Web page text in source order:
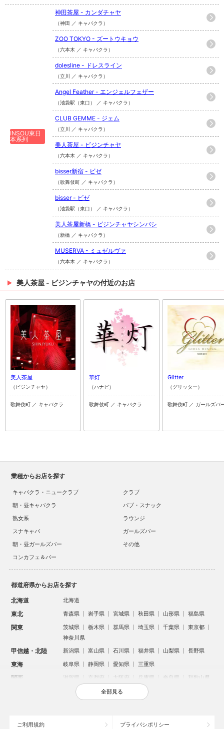
INSOU東日
本系列
神田茶屋 - カンダチャヤ
（神田 ／ キャバクラ）
ZOO TOKYO - ズートウキョウ
（六本木 ／ キャバクラ）
dolesline - ドレスライン
（立川 ／ キャバクラ）
Angel Feather - エンジェルフェザー
（池袋駅（東口） ／ キャバクラ）
CLUB GEMME - ジェム
（立川 ／ キャバクラ）
美人茶屋 - ビジンチャヤ
（六本木 ／ キャバクラ）
bisser新宿 - ビゼ
（歌舞伎町 ／ キャバクラ）
bisser - ビゼ
（池袋駅（東口） ／ キャバクラ）
美人茶屋新橋 - ビジンチャヤシンバシ
（新橋 ／ キャバクラ）
MUSERVA - ミュゼルヴァ
（六本木 ／ キャバクラ）
美人茶屋 - ビジンチャヤの付近のお店
美人茶屋
（ビジンチャヤ）
歌舞伎町 ／ キャバクラ
華灯
（ハナビ）
歌舞伎町 ／ キャバクラ
Glitter
（グリッター）
歌舞伎町 ／ ガールズバ
業種からお店を探す
キャバクラ・ニュークラブ
クラブ
朝・昼キャバクラ
パブ・スナック
熟女系
ラウンジ
スナキャバ
ガールズバー
朝・昼ガールズバー
その他
コンカフェ＆バー
都道府県からお店を探す
北海道 北海道
東北 青森県 岩手県 宮城県 秋田県 山形県 福島県
関東 茨城県 栃木県 群馬県 埼玉県 千葉県
東京都
神奈川県
甲信越・北陸 新潟県 富山県 石川県 福井県 山梨県 長野県
東海 岐阜県 静岡県 愛知県 三重県
関西 滋賀県 京都府 大阪府 兵庫県 奈良県 和歌山県
鳥取県 島根県 岡山県 広島県
全部見る
ご利用規約 プライバシポリシー